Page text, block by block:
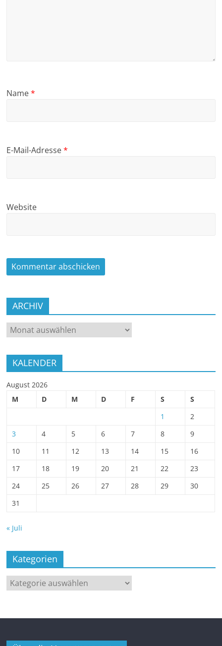
Name*
E-Mail-Adresse*
Website
ARCHIV
ARCHIV
KALENDER
August 2026
M
D M D F S
S
1
2
3
4 5 6 7 8
9
10
11 12 13 14 15
16
17
18 19 20 21 22
23
24
25 26 27 28 29
30
31
« Juli
Kategorien
Kategorien